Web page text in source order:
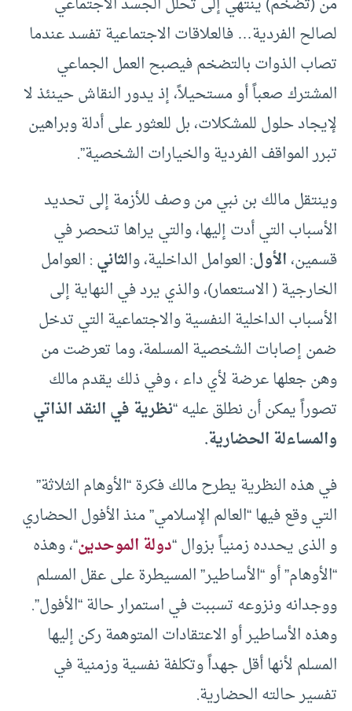
لصالح الفردية… فالعلاقات الاجتماعية تفسد عندما
تصاب الذوات بالتضخم فيصبح العمل الجماعي
المشترك صعباً أو مستحيلاً، إذ يدور النقاش حينئذ لا
لإيجاد حلول للمشكلات، بل للعثور على أدلة وبراهين
تبرر المواقف الفردية والخيارات الشخصية”.
وينتقل مالك بن نبي من وصف للأزمة إلى تحديد
الأسباب التي أدت إليها، والتي يراها تنحصر في
قسمين،الأول: العوامل الداخلية، والثاني: العوامل
الخارجية ( الاستعمار)، والذي يرد في النهاية إلى
الأسباب الداخلية النفسية والاجتماعية التي تدخل
ضمن إصابات الشخصية المسلمة، وما تعرضت من
وهن جعلها عرضة لأي داء ، وفي ذلك يقدم مالك
تصوراً يمكن أن نطلق عليه “نظرية في النقد الذاتي
والمساءلة الحضارية.
في هذه النظرية يطرح مالك فكرة “الأوهام الثلاثة”
التي وقع فيها “العالم الإسلامي” منذ الأفول الحضاري
و الذى يحدده زمنياً بزوال “دولة الموحدين“، وهذه
“الأوهام” أو “الأساطير” المسيطرة على عقل المسلم
ووجدانه ونزوعه تسببت في استمرار حالة “الأفول”.
وهذه الأساطير أو الاعتقادات المتوهمة ركن إليها
المسلم لأنها أقل جهداً وتكلفة نفسية وزمنية في
تفسير حالته الحضارية.